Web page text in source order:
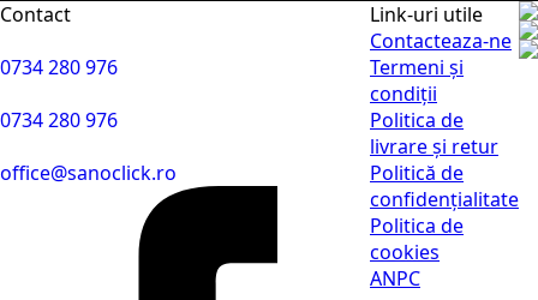
Contact
0734 280 976
0734 280 976
office@sanoclick.ro
Link-uri utile
Contacteaza-ne
Termeni și
condiții
Politica de
livrare și retur
Politică de
confidențialitate
Politica de
cookies
ANPC